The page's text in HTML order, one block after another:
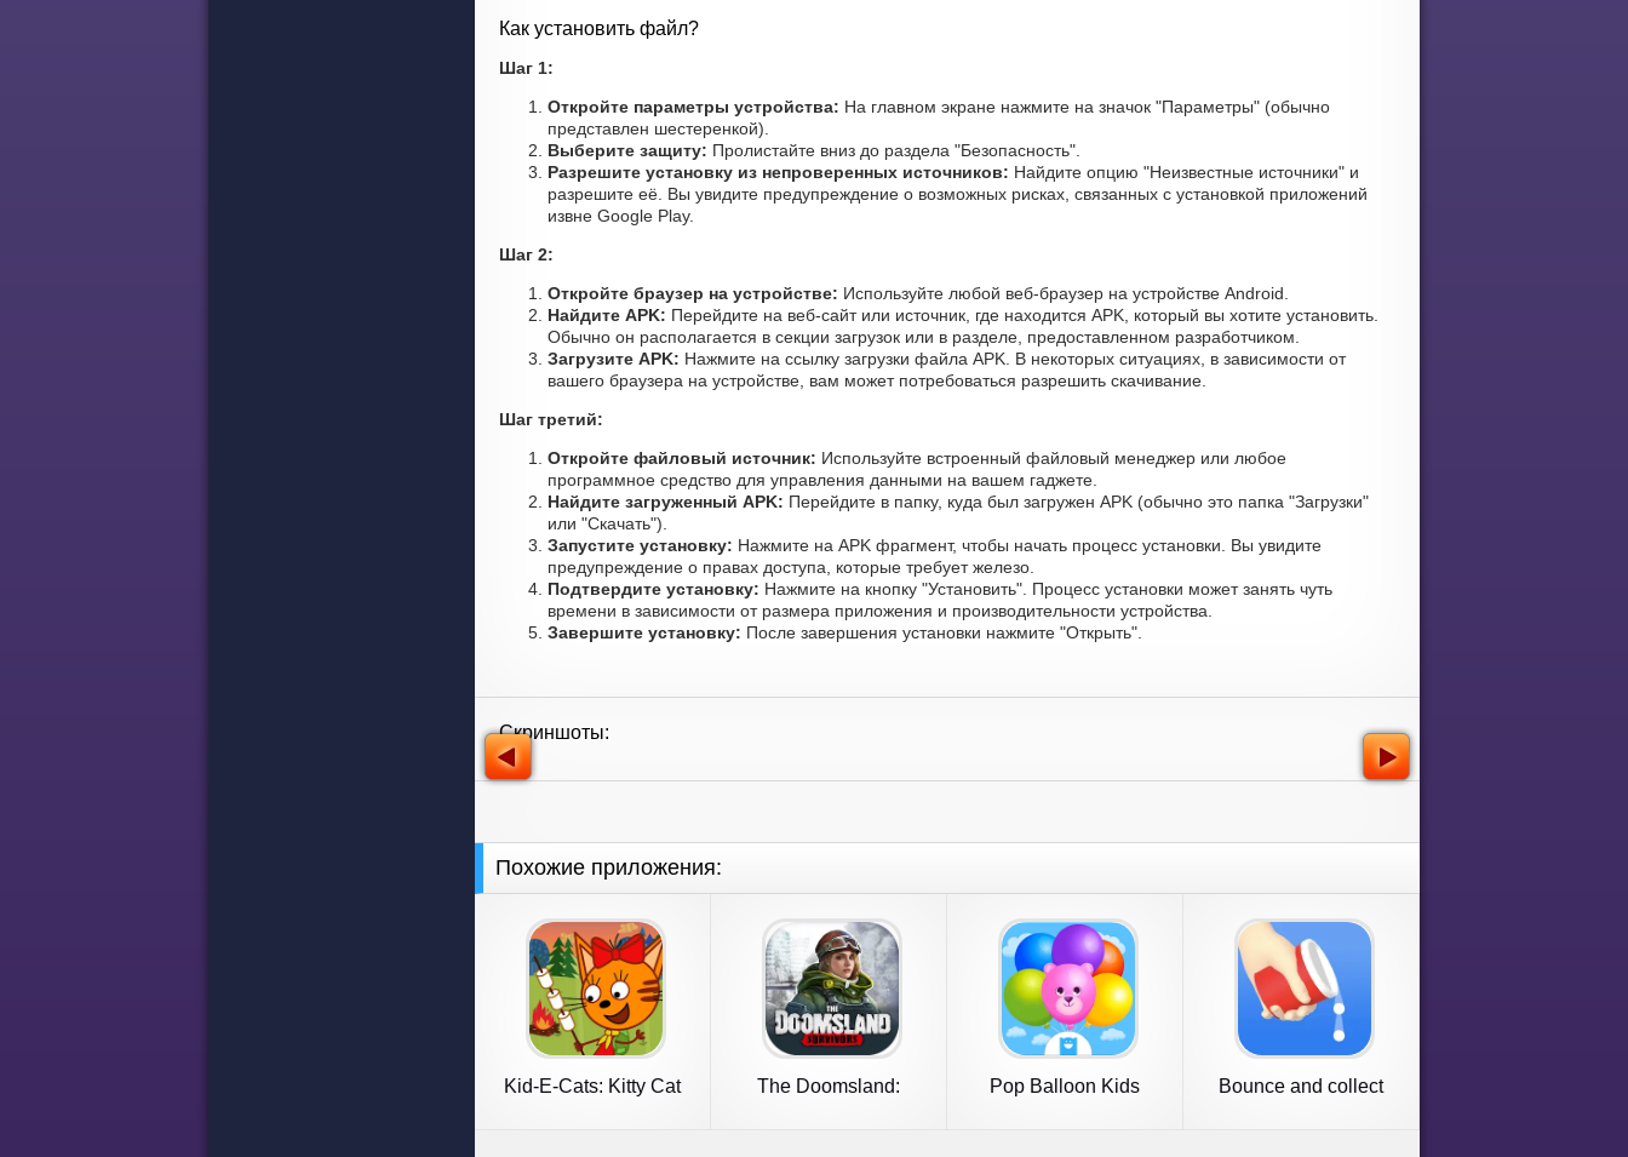
Как установить файл?
Шаг 1:
Откройте параметры устройства: На главном экране нажмите на значок "Параметры" (обычно
представлен шестеренкой).
Выберите защиту: Пролистайте вниз до раздела "Безопасность".
Разрешите установку из непроверенных источников: Найдите опцию "Неизвестные источники" и
разрешите её. Вы увидите предупреждение о возможных рисках, связанных с установкой приложений
извне Google Play.
Шаг 2:
Откройте браузер на устройстве: Используйте любой веб-браузер на устройстве Android.
Найдите APK: Перейдите на веб-сайт или источник, где находится APK, который вы хотите установить.
Обычно он располагается в секции загрузок или в разделе, предоставленном разработчиком.
Загрузите APK: Нажмите на ссылку загрузки файла APK. В некоторых ситуациях, в зависимости от
вашего браузера на устройстве, вам может потребоваться разрешить скачивание.
Шаг третий:
Откройте файловый источник: Используйте встроенный файловый менеджер или любое
программное средство для управления данными на вашем гаджете.
Найдите загруженный APK: Перейдите в папку, куда был загружен APK (обычно это папка "Загрузки"
или "Скачать").
Запустите установку: Нажмите на APK фрагмент, чтобы начать процесс установки. Вы увидите
предупреждение о правах доступа, которые требует железо.
Подтвердите установку: Нажмите на кнопку "Установить". Процесс установки может занять чуть
времени в зависимости от размера приложения и производительности устройства.
Завершите установку: После завершения установки нажмите "Открыть".
Скриншоты:
Похожие приложения:
Kid-E-Cats: Kitty Cat
The Doomsland:
Pop Balloon Kids Bounce and collect